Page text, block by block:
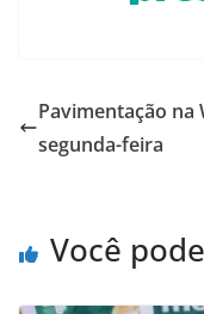
Pavimentação na
segunda-feira
Você